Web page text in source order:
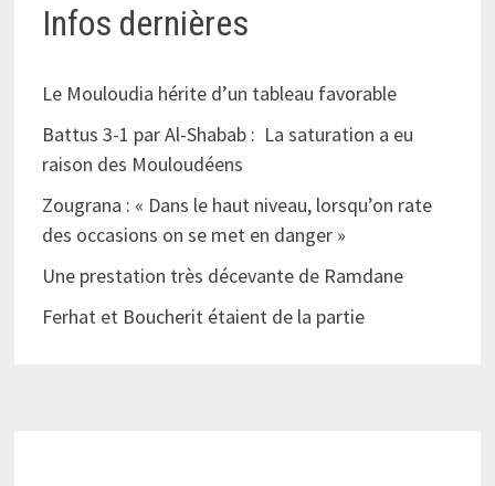
Infos dernières
Le Mouloudia hérite d’un tableau favorable
Battus 3-1 par Al-Shabab : La saturation a eu
raison des Mouloudéens
Zougrana : « Dans le haut niveau, lorsqu’on rate
des occasions on se met en danger »
Une prestation très décevante de Ramdane
Ferhat et Boucherit étaient de la partie